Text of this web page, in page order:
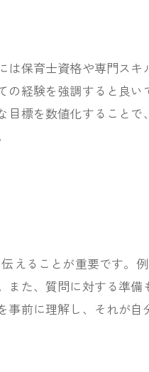
保育士資格や専門ス
経験を強調すると良
標を数値化することで
えることが重要です。
た、質問に対する準
前に理解し、それが